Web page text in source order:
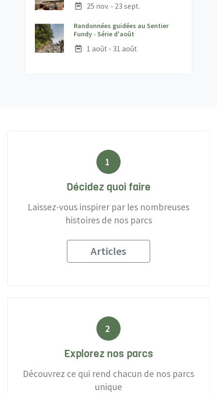
Date :
25 nov. - 23 sept.
Randonnées guidées au Sentier
Fundy - Série d'août;
Date :
1 août - 31 août
1
Décidez quoi faire
Laissez-vous inspirer par les nombreuses
histoires de nos parcs
Articles
2
Explorez nos parcs
Découvrez ce qui rend chacun de nos parcs
unique